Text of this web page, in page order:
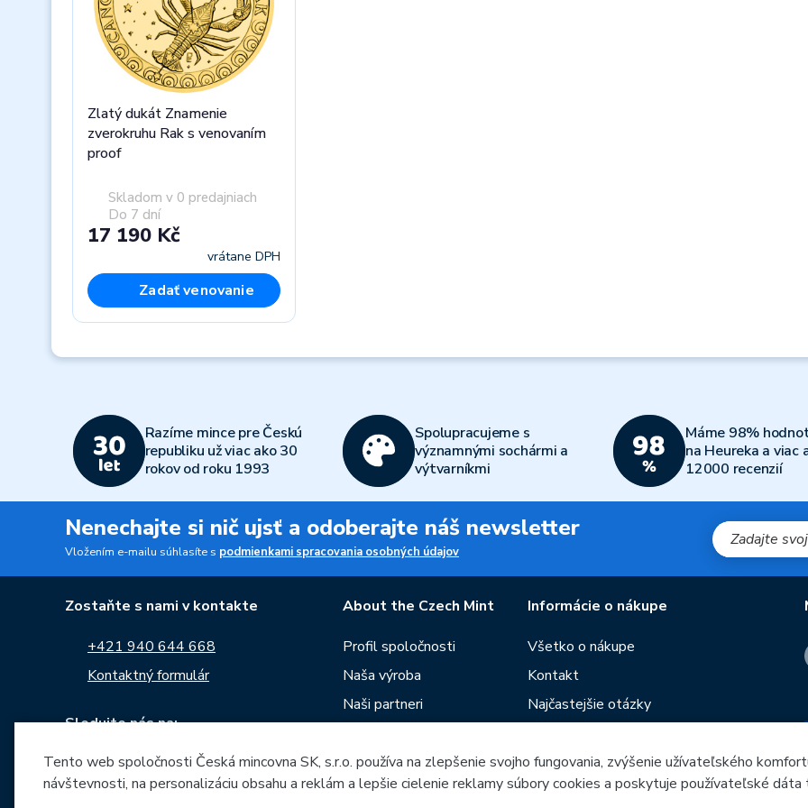
Zlatý dukát Znamenie
zverokruhu Rak s venovaním
proof
Skladom v 0 predajniach
Do 7 dní
17 190 Kč
vrátane DPH
Zadať venovanie
Razíme mince pre Českú
republiku už viac ako 30
rokov od roku 1993
Spolupracujeme s
významnými sochármi a
výtvarníkmi
Máme 98%
na Heureka a viac
12000 recenzií
Nenechajte si nič ujsť a odoberajte náš newsletter
Vložením e-mailu súhlasíte s podmienkami spracovania osobných údajov
Zostaňte s nami v kontakte
+421 940 644 668
Kontaktný formulár
Sledujte nás na:
About the Czech Mint
Profil spoločnosti
Naša výroba
Naši partneri
Správy
Na stiahnutie
Informácie o nákupe
Všetko o nákupe
Kontakt
Najčastejšie otázky
Predajne Českej mincovne
Poradca
Tento web spoločnosti Česká mincovna SK, s.r.o. používa na zlepšenie svojho fungovania, zvýšenie užívateľského
návštevnosti, na personalizáciu obsahu a reklám a lepšie cielenie reklamy súbory cookies a poskytuje používateľské